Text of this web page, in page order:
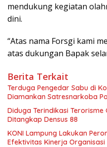
mendukung kegiatan
dini.
“Atas nama Forsgi kami
atas dukungan Bapak
Berita Terkait
Terduga Pengedar Sabu di
Diamankan Satresnarkoba
Diduga Terindikasi
Ditangkap Densus 88
KONI Lampung Lakukan
Efektivitas Kinerja Organisasi